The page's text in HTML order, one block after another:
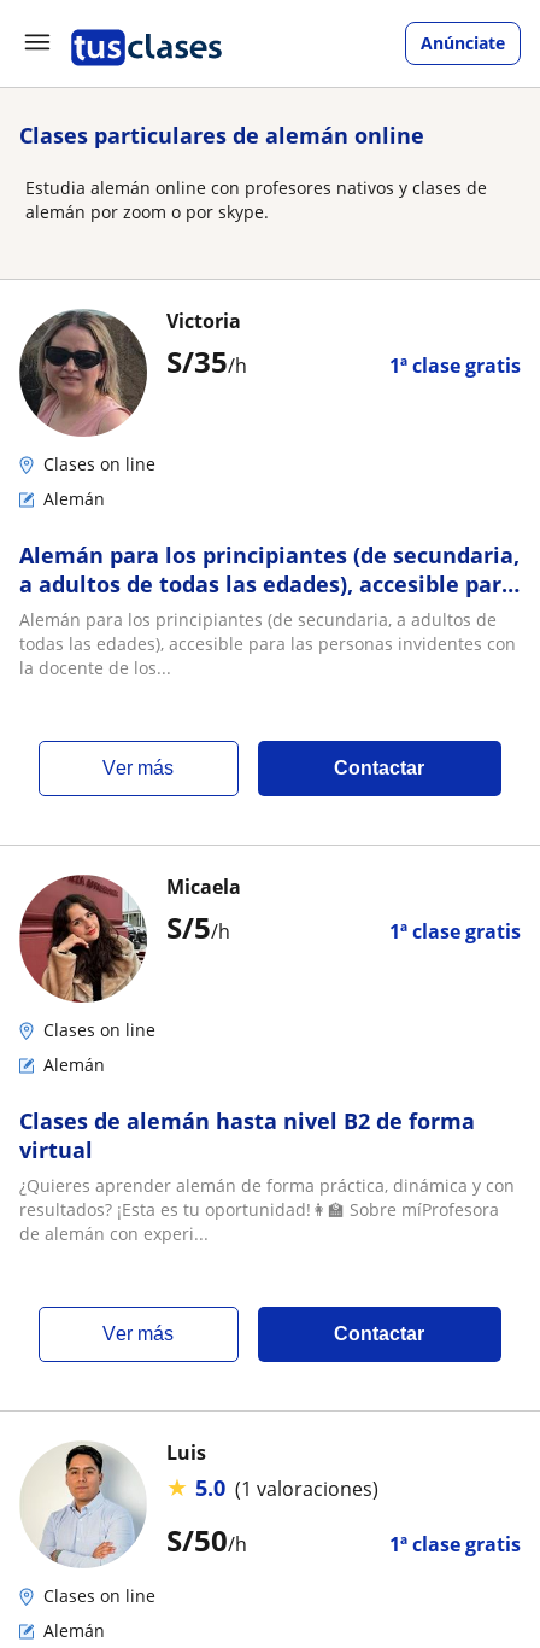
Anúnciate
Clases particulares de alemán online
Estudia alemán online con profesores nativos y clases de
alemán por zoom o por skype.
S/35/h 1ª clase gratis
Victoria
Clases on line
Alemán
Alemán para los principiantes (de secundaria,
a adultos de todas las edades), accesible para
las personas invidentes
Alemán para los principiantes (de secundaria, a adultos de
todas las edades), accesible para las personas invidentes con
la docente de los...
ver más Contactar
S/5/h 1ª clase gratis
Micaela
Clases on line
Alemán
Clases de alemán hasta nivel B2 de forma
virtual
¿Quieres aprender alemán de forma práctica, dinámica y con
resultados? ¡Esta es tu oportunidad!👩‍🏫 Sobre míProfesora
de alemán con experi...
ver más Contactar
S/50/h 1ª clase gratis
Luis
★ 5.0 (1 valoraciones)
Clases on line
Alemán